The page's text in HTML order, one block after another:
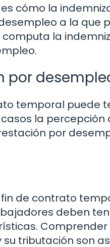
cómo la
a la que
la
por
temporal puede
la
por
fin de contrato
deben
Comprender
tributación son